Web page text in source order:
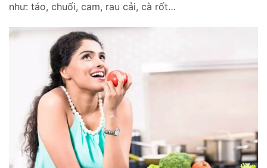
như: táo, chuối, cam, rau cải, cà rốt…